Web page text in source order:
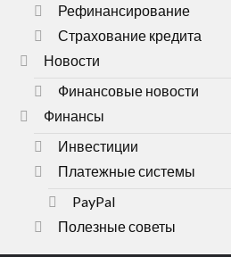
Рефинансирование
Страхование кредита
Новости
Финансовые новости
Финансы
Инвестиции
Платежные системы
PayPal
Полезные советы